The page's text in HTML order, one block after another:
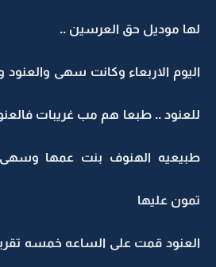
لها موديل حق العرسين ..
اليوم الاربعاء وكانت سهى
للعنود .. طبعا هم مب غريبات
طبيعيه الهنوف بنت عمها وسهى
تمون عليها
العنود قمت على الساعه خمسه